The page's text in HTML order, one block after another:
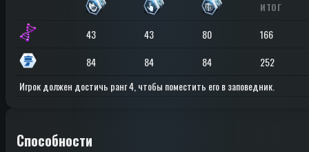
ИТОГ
43 43 80
166
84
84 84
252
Игрок должен достичь ранг 4, чтобы поместить его в заповедник.
Способности